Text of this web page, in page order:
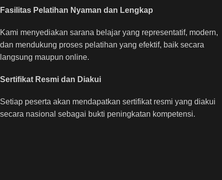
Fasilitas Pelatihan Nyaman dan Lengkap
Kami menyediakan sarana belajar yang representatif, modern,
dan mendukung proses pelatihan yang efektif, baik secara
langsung maupun online.
Sertifikat Resmi dan Diakui
Setiap peserta akan mendapatkan sertifikat resmi yang diakui
secara nasional sebagai bukti peningkatan kompetensi.